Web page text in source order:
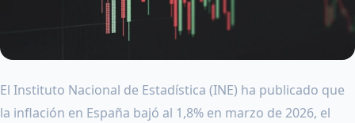
El Instituto Nacional de Estadística (INE) ha publicado que
la inflación en España bajó al 1,8% en marzo de 2026, el